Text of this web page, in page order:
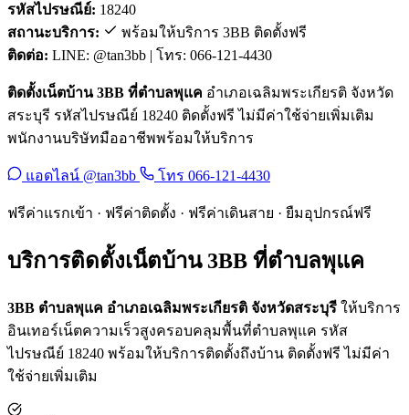
รหัสไปรษณีย์: 18240
สถานะบริการ:
พร้อมให้บริการ 3BB ติดตั้งฟรี
ติดต่อ: LINE: @tan3bb | โทร: 066-121-4430
ติดตั้งเน็ตบ้าน 3BB ที่ตำบลพุแค อำเภอเฉลิมพระเกียรติ จังหวัด
สระบุรี รหัสไปรษณีย์ 18240 ติดตั้งฟรี ไม่มีค่าใช้จ่ายเพิ่มเติม
พนักงานบริษัทมืออาชีพพร้อมให้บริการ
แอดไลน์ @tan3bb โทร 066-121-4430
ฟรีค่าแรกเข้า · ฟรีค่าติดตั้ง · ฟรีค่าเดินสาย · ยืมอุปกรณ์ฟรี
บริการติดตั้งเน็ตบ้าน 3BB ที่ตำบลพุแค
3BB ตำบลพุแค อำเภอเฉลิมพระเกียรติ จังหวัดสระบุรี ให้บริการ
อินเทอร์เน็ตความเร็วสูงครอบคลุมพื้นที่ตำบลพุแค รหัส
ไปรษณีย์ 18240 พร้อมให้บริการติดตั้งถึงบ้าน ติดตั้งฟรี ไม่มีค่า
ใช้จ่ายเพิ่มเติม